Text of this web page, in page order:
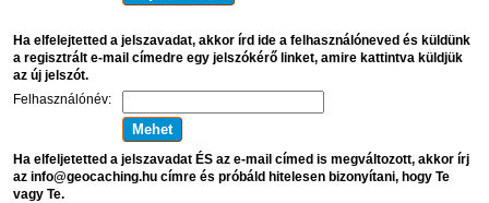
Ha elfelejtetted a jelszavadat, akkor írd ide a felhasználóneved és küldünk
a regisztrált e-mail címedre egy jelszókérő linket, amire kattintva küldjük
az új jelszót.
Felhasználónév:
Ha elfeljetetted a jelszavadat ÉS az e-mail címed is megváltozott, akkor írj
az info@geocaching.hu címre és próbáld hitelesen bizonyítani, hogy Te
vagy Te.